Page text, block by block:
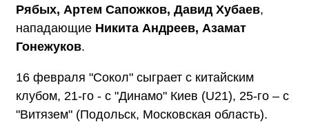
Рябых, Артем Сапожков, Давид Хубаев,
нападающие Никита Андреев, Азамат
Гонежуков.
16 февраля "Сокол" сыграет с китайским
клубом, 21-го - с "Динамо" Киев (U21), 25-го – с
"Витязем" (Подольск, Московская область).